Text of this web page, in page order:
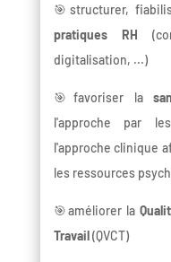
🎯structurer,
pratiques RH
digitalisation, ...)
🎯favoriser la
l'approche par
l'approche clinique
les ressources
🎯améliorer la
Travail(QVCT)